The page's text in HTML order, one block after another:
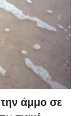
άμμο σε